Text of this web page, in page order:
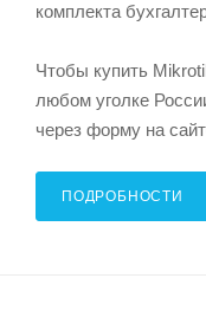
комплекта
Чтобы купить
любом уголке
через форму на
ПОДРОБНОСТИ